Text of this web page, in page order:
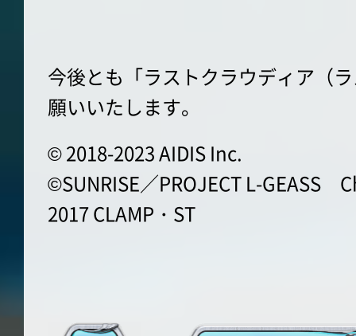
今後とも「ラストクラウディア（
願いいたします。
© 2018-2023 AIDIS Inc.
©SUNRISE／PROJECT L-GEASS
2017 CLAMP・ST